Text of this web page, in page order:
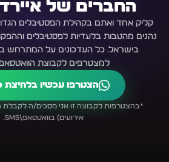
החברים של
קליק אחד ואתם בקהילת הפסטיבלים
נהנים מהטבות בלעדיות לפסטיבלים
בישראל. כל העדכונים על המתרחש
למצטרפים לקבוצת
הצטרפו עכשיו בלחיצת
*בהצטרפות לקבוצה זו אני מסכים/ה לקבלת
אירועים) בוואטסאפ\SMS.